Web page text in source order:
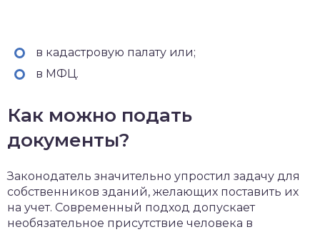
в кадастровую палату или;
в МФЦ.
Как можно подать
документы?
Законодатель значительно упростил задачу для
собственников зданий, желающих поставить их
на учет. Современный подход допускает
необязательное присутствие человека в